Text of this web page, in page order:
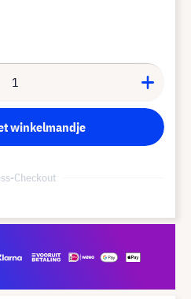
winkelmandje
Checkout